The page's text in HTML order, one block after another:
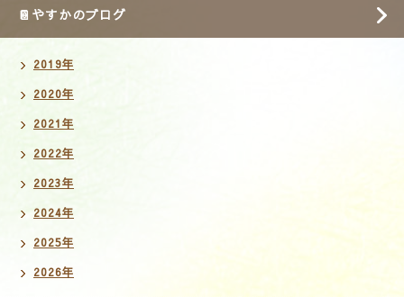
📔やすかのブログ
2019年
2020年
2021年
2022年
2023年
2024年
2025年
2026年